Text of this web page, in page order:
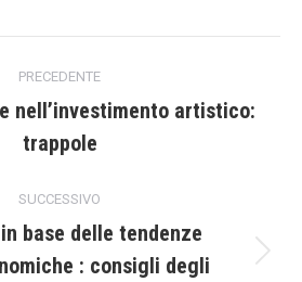
PRECEDENTE
precedente:
nell’investimento artistico:
trappole
SUCCESSIVO
Prossimo
base delle tendenze
: consigli degli